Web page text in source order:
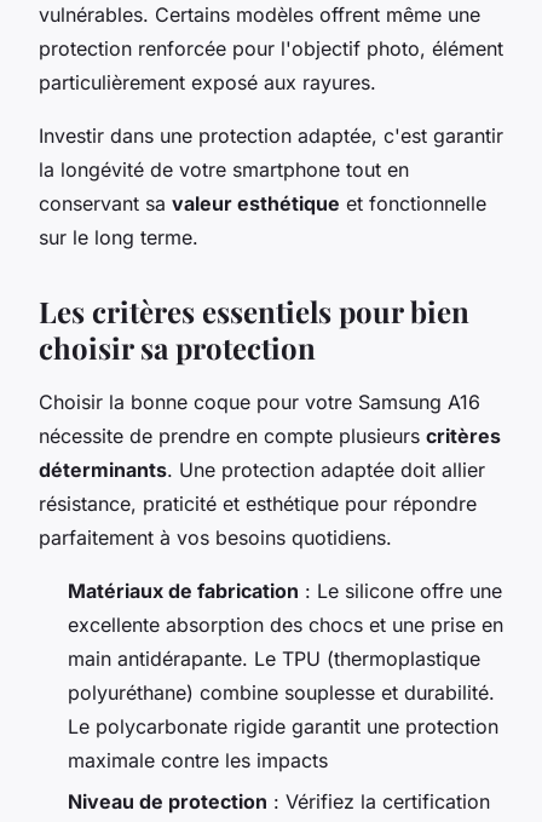
vulnérables. Certains modèles offrent même une
protection renforcée pour l'objectif photo, élément
particulièrement exposé aux rayures.
Investir dans une protection adaptée, c'est garantir
la longévité de votre smartphone tout en
conservant sa valeur esthétique et fonctionnelle
sur le long terme.
Les critères essentiels pour bien
choisir sa protection
Choisir la bonne coque pour votre Samsung A16
nécessite de prendre en compte plusieurs critères
déterminants. Une protection adaptée doit allier
résistance, praticité et esthétique pour répondre
parfaitement à vos besoins quotidiens.
Matériaux de fabrication : Le silicone offre une
excellente absorption des chocs et une prise en
main antidérapante. Le TPU (thermoplastique
polyuréthane) combine souplesse et durabilité.
Le polycarbonate rigide garantit une protection
maximale contre les impacts
Niveau de protection : Vérifiez la certification